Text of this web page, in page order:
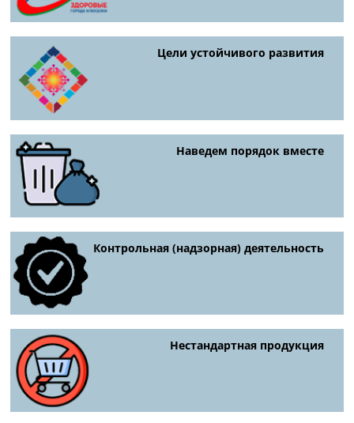
Цели устойчивого развития
Наведем порядок вместе
Контрольная (надзорная) деятельность
Нестандартная продукция